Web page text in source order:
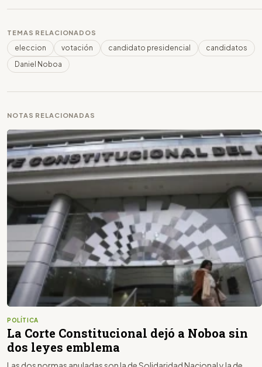
TEMAS RELACIONADOS
eleccion votación candidato presidencial
candidatos
Daniel Noboa
NOTAS RELACIONADAS
POLÍTICA
La Corte Constitucional dejó a Noboa sin
dos leyes emblema